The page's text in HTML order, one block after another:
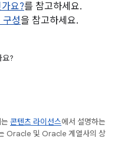
요?를 참고하세요.
구성을 참고하세요.
요?
콘텐츠 라이선스에서 설명하는
Oracle 및 Oracle 계열사의 상